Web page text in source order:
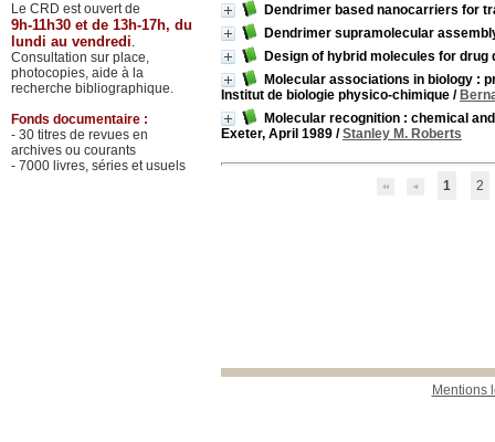
Dendrimer based nanocarriers for
Dendrimer supramolecular
Design of hybrid molecules for drug
Molecular associations in biology :
Institut de biologie physico-chimique /
Molecular recognition : chemical
Exeter, April 1989 /Stanley M. Roberts
1 2
Mentions
Le CRD est ouvert de
9h-11h30 et de 13h-17h, du
lundi au vendredi.
Consultation sur place,
photocopies, aide à la
recherche bibliographique.
Fonds documentaire :
- 30 titres de revues en
archives ou courants
- 7000 livres, séries et usuels